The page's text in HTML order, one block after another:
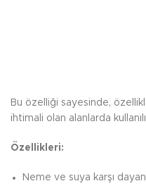
Bu özelliği sayesinde,
ihtimali olan alanlarda
Özellikleri:
Neme ve suya karşı